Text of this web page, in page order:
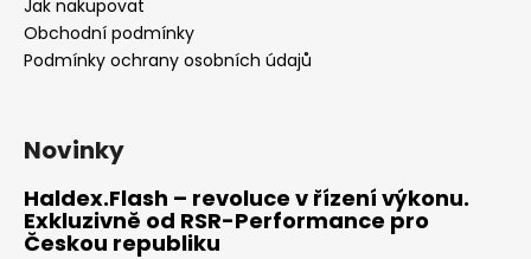
Jak nakupovat
Obchodní podmínky
Podmínky ochrany osobních údajů
Novinky
Haldex.Flash – revoluce v řízení výkonu.
Exkluzivně od RSR-Performance pro
Českou republiku